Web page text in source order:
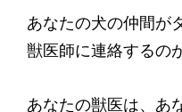
あなたの犬の仲間が
獣医師に連絡するの
あなたの獣医は、あ